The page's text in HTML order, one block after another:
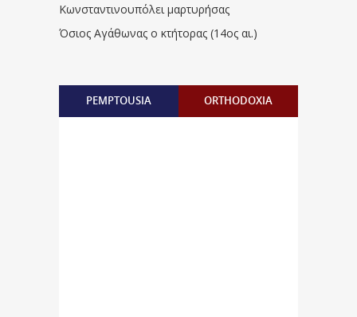
Κωνσταντινουπόλει μαρτυρήσας
Όσιος Αγάθωνας ο κτήτορας (14ος αι.)
PEMPTOUSIA ORTHODOXIA